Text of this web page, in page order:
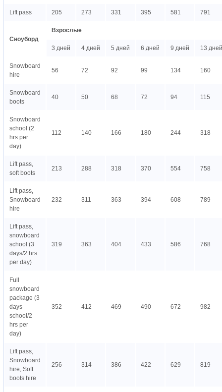
Lift pass 205 273 331 395 581 791
Сноуборд
Взрослые
3 дней 4 дней 5 дней 6 дней 9 дней 13 дней
Snowboard
hire
56 72 92 99 134 160
Snowboard
boots
40 50 68 72 94 115
Snowboard
school (2
hrs per
day)
112 140 166 180 244 318
Lift pass,
soft boots
213 288 318 370 554 758
Lift pass,
Snowboard
hire
232 311 363 394 608 789
Lift pass,
snowboard
school (3
days/2 hrs
per day)
319 363 404 433 586 768
Full
snowboard
package (3
days
school/2
hrs per
day)
352 412 469 490 672 982
Lift pass,
Snowboard
hire, Soft
boots hire
256 314 386 422 629 819